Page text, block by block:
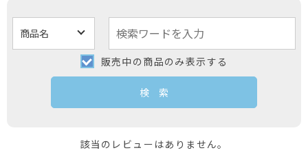
販売中の商品のみ表示する
該当のレビューはありません。